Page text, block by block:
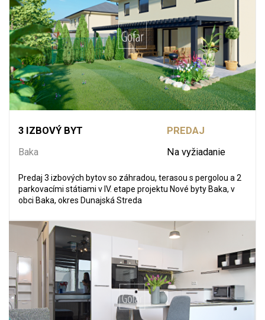
3 IZBOVÝ BYT
Baka
PREDAJ
Na vyžiadanie
Predaj 3 izbových bytov so záhradou, terasou s pergolou a 2
parkovacími státiami v IV. etape projektu Nové byty Baka, v
obci Baka, okres Dunajská Streda